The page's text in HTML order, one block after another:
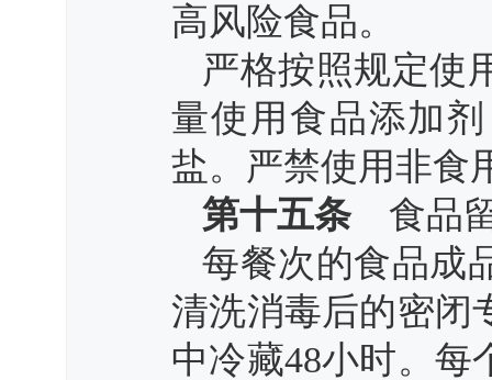
高风险食品。
严格按照规定使
量使用食品添加
盐。严禁使用非食
第十五条食品
每餐次的食品成
清洗消毒后的密闭
中冷藏48小时。每